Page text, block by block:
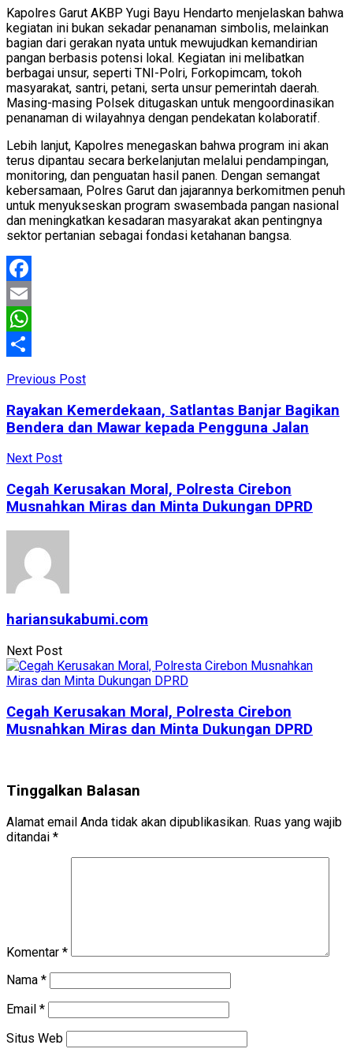
Kapolres Garut AKBP Yugi Bayu Hendarto menjelaskan bahwa
kegiatan ini bukan sekadar penanaman simbolis, melainkan
bagian dari gerakan nyata untuk mewujudkan kemandirian
pangan berbasis potensi lokal. Kegiatan ini melibatkan
berbagai unsur, seperti TNI-Polri, Forkopimcam, tokoh
masyarakat, santri, petani, serta unsur pemerintah daerah.
Masing-masing Polsek ditugaskan untuk mengoordinasikan
penanaman di wilayahnya dengan pendekatan kolaboratif.
Lebih lanjut, Kapolres menegaskan bahwa program ini akan
terus dipantau secara berkelanjutan melalui pendampingan,
monitoring, dan penguatan hasil panen. Dengan semangat
kebersamaan, Polres Garut dan jajarannya berkomitmen penuh
untuk menyukseskan program swasembada pangan nasional
dan meningkatkan kesadaran masyarakat akan pentingnya
sektor pertanian sebagai fondasi ketahanan bangsa.
Facebook
Email
WhatsApp
Previous Post
Rayakan Kemerdekaan, Satlantas Banjar Bagikan
Bendera dan Mawar kepada Pengguna Jalan
Next Post
Cegah Kerusakan Moral, Polresta Cirebon
Musnahkan Miras dan Minta Dukungan DPRD
hariansukabumi.com
Next Post
Cegah Kerusakan Moral, Polresta Cirebon
Musnahkan Miras dan Minta Dukungan DPRD
Tinggalkan Balasan
Alamat email Anda tidak akan dipublikasikan. Ruas yang wajib
ditandai *
Komentar *
Nama *
Email *
Situs Web